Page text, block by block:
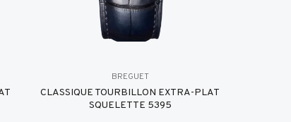
BREGUET
CLASSIQUE TOURBILLON EXTRA-PLAT
SQUELETTE 5395